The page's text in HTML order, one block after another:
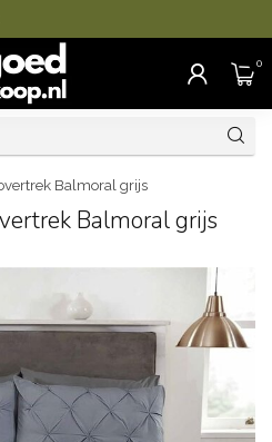
0
Balmoral grijs
Balmoral grijs